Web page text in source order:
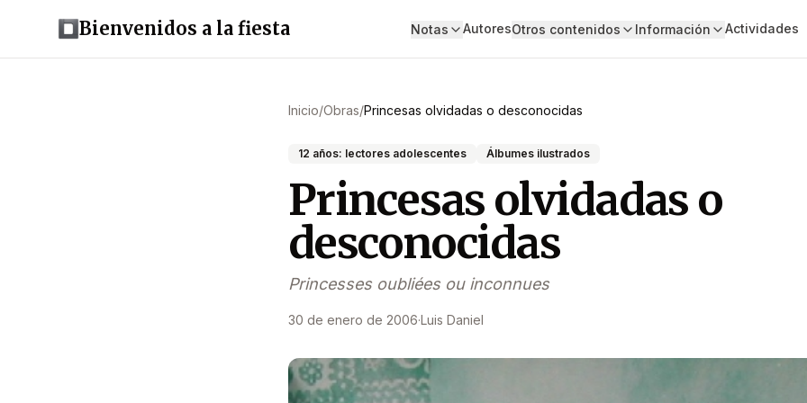
Bienvenidos a la fiesta Notas AutoresOtros contenidos Información Actividades
Inicio/Obras/Princesas olvidadas o desconocidas
12 años: lectores adolescentes Álbumes ilustrados
Princesas olvidadas o
desconocidas
Princesses oubliées ou inconnues
30 de enero de 2006·Luis Daniel